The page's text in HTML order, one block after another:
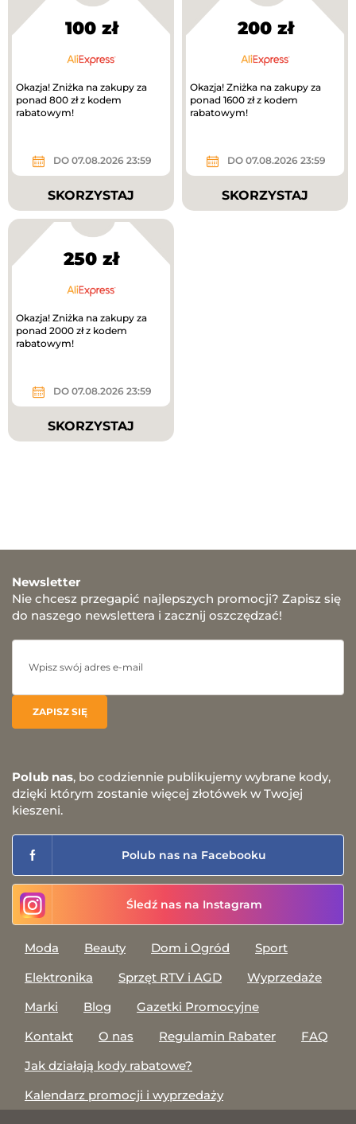
100 zł
Okazja! Zniżka na zakupy za
ponad 800 zł z kodem
rabatowym!
DO 07.08.2026 23:59
SKORZYSTAJ
200 zł
Okazja! Zniżka na zakupy za
ponad 1600 zł z kodem
rabatowym!
DO 07.08.2026 23:59
SKORZYSTAJ
250 zł
Okazja! Zniżka na zakupy za
ponad 2000 zł z kodem
rabatowym!
DO 07.08.2026 23:59
SKORZYSTAJ
Newsletter
Nie chcesz przegapić najlepszych promocji? Zapisz się
do naszego newslettera i zacznij oszczędzać!
Polub nas, bo codziennie publikujemy wybrane kody,
dzięki którym zostanie więcej złotówek w Twojej
kieszeni.
Polub nas na Facebooku
Śledź nas na Instagram
Moda Beauty Dom i Ogród
Sport
Elektronika
Sprzęt RTV i AGD
Wyprzedaże
Marki
Blog
Gazetki Promocyjne
Kontakt
O nas Regulamin Rabater
FAQ
Jak działają kody rabatowe?
Kalendarz promocji i wyprzedaży